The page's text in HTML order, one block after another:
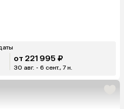
от 221 995 ₽
30 авг. - 6 сент., 7 н.